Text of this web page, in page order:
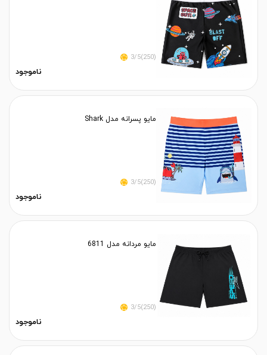
(250)3/5
ناموجود
مایو پسرانه مدل Shark
(250)3/5
ناموجود
مایو مردانه مدل 6811
(250)3/5
ناموجود